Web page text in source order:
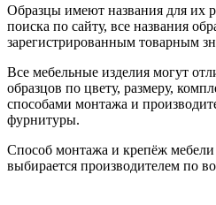
Образцы имеют названия для их
поиска по сайту, все названия
зарегистрированным товарным
Все мебельные изделия могут
образцов по цвету, размеру,
способами монтажа и
фурнитуры.
Способ монтажа и крепёж
выбирается производителем по